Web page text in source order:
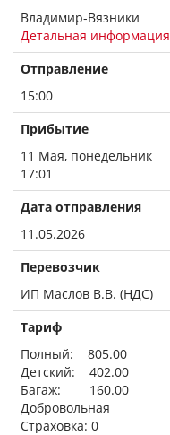
Владимир-Вязники
Детальная информация
Отправление
15:00
Прибытие
11 Мая, понедельник
17:01
Дата отправления
11.05.2026
Перевозчик
ИП Маслов В.В. (НДС)
Тариф
Полный: 805.00
Детский: 402.00
Багаж: 160.00
Добровольная
Страховка: 0